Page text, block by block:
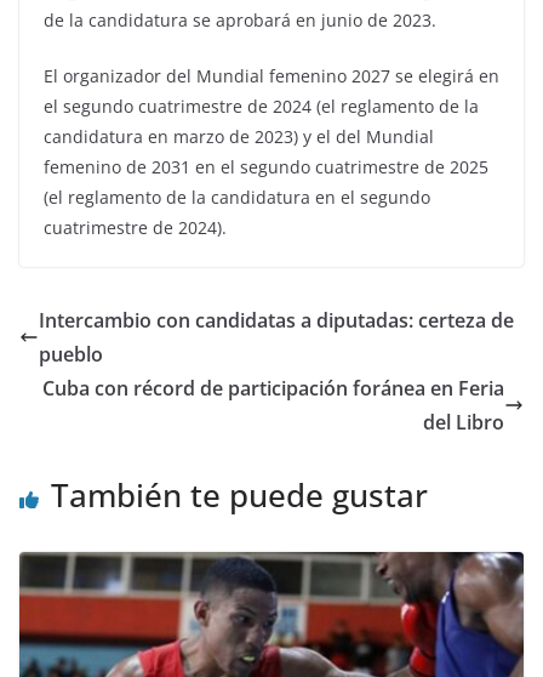
de la candidatura se aprobará en junio de 2023.
El organizador del Mundial femenino 2027 se elegirá en
el segundo cuatrimestre de 2024 (el reglamento de la
candidatura en marzo de 2023) y el del Mundial
femenino de 2031 en el segundo cuatrimestre de 2025
(el reglamento de la candidatura en el segundo
cuatrimestre de 2024).
Intercambio con candidatas a diputadas: certeza de
pueblo
Cuba con récord de participación foránea en Feria
del Libro
También te puede gustar